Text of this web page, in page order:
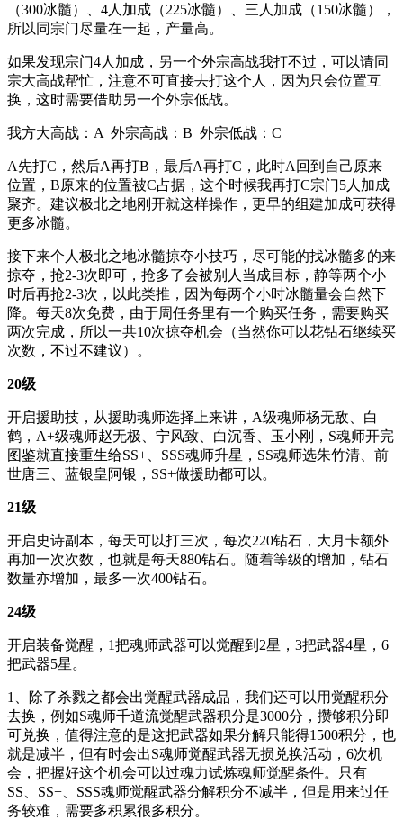
（300冰髓）、4人加成（225冰髓）、三人加成（150冰髓），
所以同宗门尽量在一起，产量高。
如果发现宗门4人加成，另一个外宗高战我打不过，可以请同
宗大高战帮忙，注意不可直接去打这个人，因为只会位置互
换，这时需要借助另一个外宗低战。
我方大高战：A 外宗高战：B 外宗低战：C
A先打C，然后A再打B，最后A再打C，此时A回到自己原来
位置，B原来的位置被C占据，这个时候我再打C宗门5人加成
聚齐。建议极北之地刚开就这样操作，更早的组建加成可获得
更多冰髓。
接下来个人极北之地冰髓掠夺小技巧，尽可能的找冰髓多的来
掠夺，抢2-3次即可，抢多了会被别人当成目标，静等两个小
时后再抢2-3次，以此类推，因为每两个小时冰髓量会自然下
降。每天8次免费，由于周任务里有一个购买任务，需要购买
两次完成，所以一共10次掠夺机会（当然你可以花钻石继续买
次数，不过不建议）。
20级
开启援助技，从援助魂师选择上来讲，A级魂师杨无敌、白
鹤，A+级魂师赵无极、宁风致、白沉香、玉小刚，S魂师开完
图鉴就直接重生给SS+、SSS魂师升星，SS魂师选朱竹清、前
世唐三、蓝银皇阿银，SS+做援助都可以。
21级
开启史诗副本，每天可以打三次，每次220钻石，大月卡额外
再加一次次数，也就是每天880钻石。随着等级的增加，钻石
数量亦增加，最多一次400钻石。
24级
开启装备觉醒，1把魂师武器可以觉醒到2星，3把武器4星，6
把武器5星。
1、除了杀戮之都会出觉醒武器成品，我们还可以用觉醒积分
去换，例如S魂师千道流觉醒武器积分是3000分，攒够积分即
可兑换，值得注意的是这把武器如果分解只能得1500积分，也
就是减半，但有时会出S魂师觉醒武器无损兑换活动，6次机
会，把握好这个机会可以过魂力试炼魂师觉醒条件。只有
SS、SS+、SSS魂师觉醒武器分解积分不减半，但是用来过任
务较难，需要多积累很多积分。